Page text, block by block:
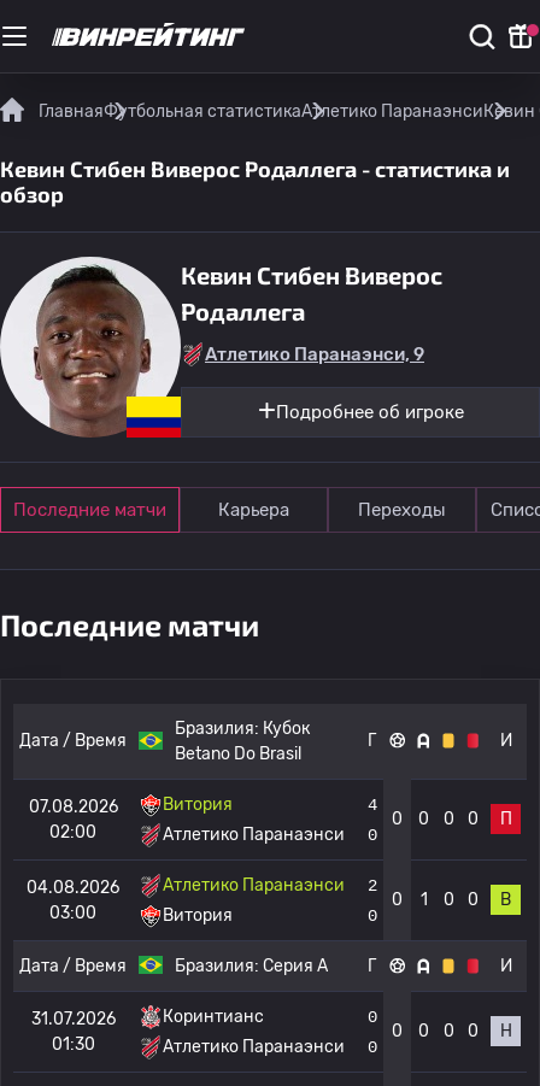
ГлавнаяФутбольная статистикаАтлетико ПаранаэнсиКевин
Кевин Стибен Виверос Родаллега - статистика и
обзор
Кевин Стибен Виверос
Родаллега
Атлетико Паранаэнси, 9
Подробнее об игроке
Последние матчи Карьера Переходы
Последние матчи
Дата / Время
Бразилия: Кубок
Betano Do Brasil
Г И
07.08.2026
02:00
Витория
Атлетико Паранаэнси
4
0
0 0 0 0 П
04.08.2026
03:00
Атлетико Паранаэнси
Витория
2
0
0 1 0 0 В
Дата / Время Бразилия: Серия А Г И
31.07.2026
01:30
Коринтианс
Атлетико Паранаэнси
0
0
0 0 0 0 Н